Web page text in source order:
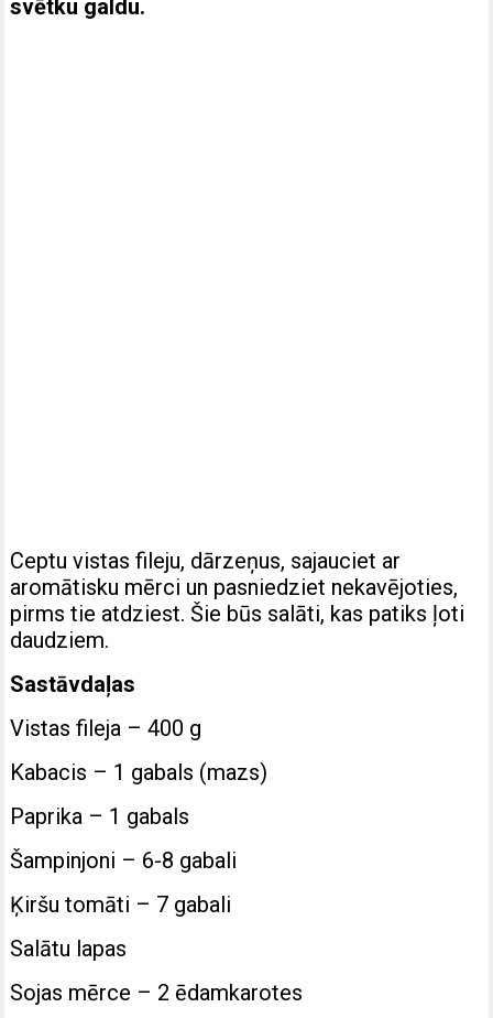
svētku galdu.
Ceptu vistas fileju, dārzeņus, sajauciet ar
aromātisku mērci un pasniedziet nekavējoties,
pirms tie atdziest. Šie būs salāti, kas patiks ļoti
daudziem.
Sastāvdaļas
Vistas fileja – 400 g
Kabacis – 1 gabals (mazs)
Paprika – 1 gabals
Šampinjoni – 6-8 gabali
Ķiršu tomāti – 7 gabali
Salātu lapas
Sojas mērce – 2 ēdamkarotes